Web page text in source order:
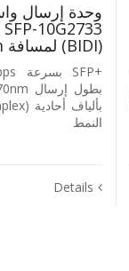
‎(BIDI)‎ لمسافة ‎20km
النمط
Details